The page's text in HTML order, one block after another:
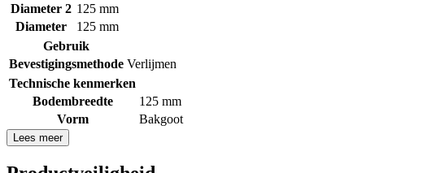
Diameter 2 125 mm
Diameter
125 mm
Gebruik
Bevestigingsmethode Verlijmen
Technische kenmerken
Bodembreedte
125 mm
Vorm
Bakgoot
Lees meer